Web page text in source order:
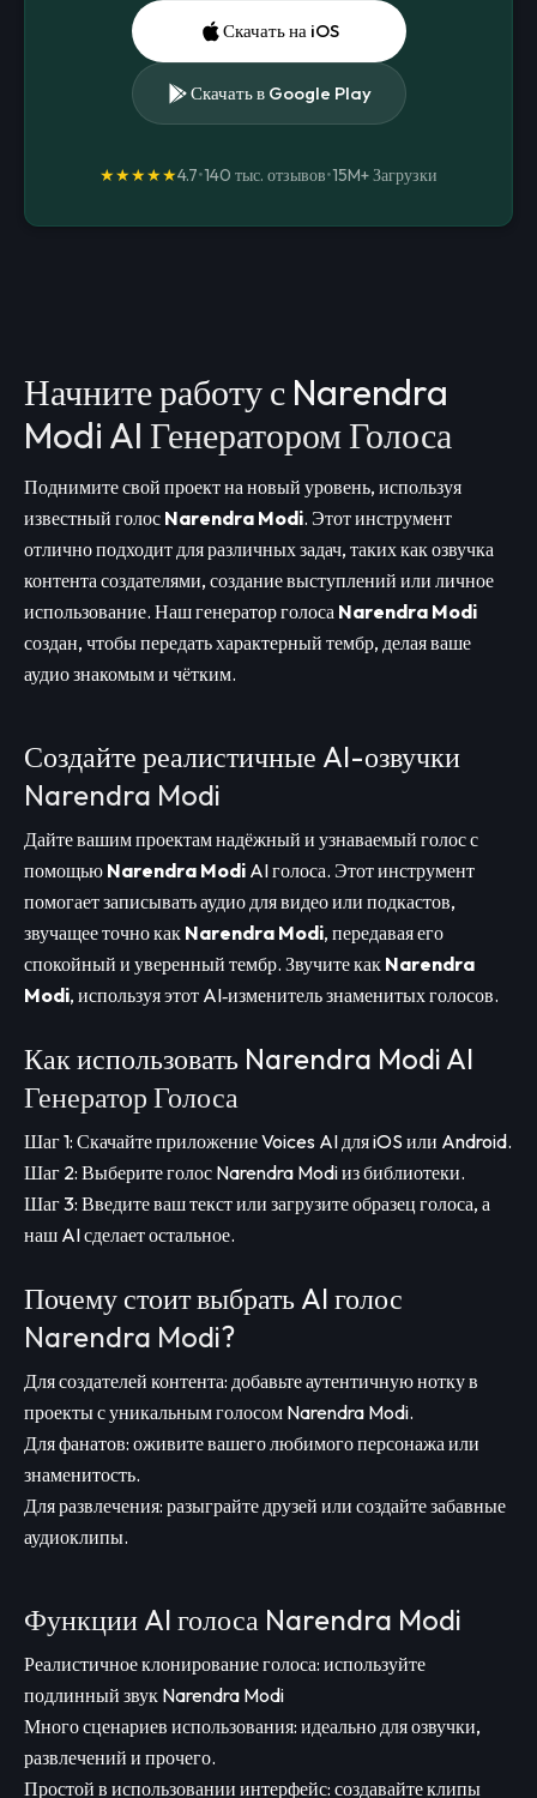
Скачать на iOS
Скачать в Google Play
★★★★★4.7•140 тыс. отзывов•15M+Загрузки
Начните работу с Narendra
Modi AI Генератором Голоса
Поднимите свой проект на новый уровень, используя
известный голос Narendra Modi. Этот инструмент
отлично подходит для различных задач, таких как озвучка
контента создателями, создание выступлений или личное
использование. Наш генератор голоса Narendra Modi
создан, чтобы передать характерный тембр, делая ваше
аудио знакомым и чётким.
Создайте реалистичные AI-озвучки
Narendra Modi
Дайте вашим проектам надёжный и узнаваемый голос с
помощью Narendra Modi AI голоса. Этот инструмент
помогает записывать аудио для видео или подкастов,
звучащее точно как Narendra Modi, передавая его
спокойный и уверенный тембр. Звучите как Narendra
Modi, используя этот AI‑изменитель знаменитых голосов.
Как использовать Narendra Modi AI
Генератор Голоса
Шаг 1: Скачайте приложение Voices AI для iOS или Android.
Шаг 2: Выберите голос Narendra Modi из библиотеки.
Шаг 3: Введите ваш текст или загрузите образец голоса, а
наш AI сделает остальное.
Почему стоит выбрать AI голос
Narendra Modi?
Для создателей контента: добавьте аутентичную нотку в
проекты с уникальным голосом Narendra Modi.
Для фанатов: оживите вашего любимого персонажа или
знаменитость.
Для развлечения: разыграйте друзей или создайте забавные
аудиоклипы.
Функции AI голоса Narendra Modi
Реалистичное клонирование голоса: используйте
подлинный звук Narendra Modi
Много сценариев использования: идеально для озвучки,
развлечений и прочего.
Простой в использовании интерфейс: создавайте клипы